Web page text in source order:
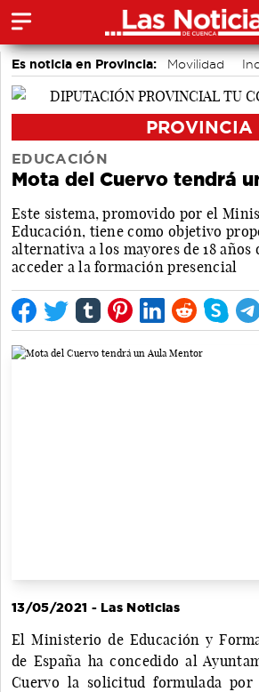
Es noticia en Provincia: Movilidad
PROVINCIA
EDUCACIÓN
Mota del Cuervo tendrá
Este sistema, promovido por el
Educación, tiene como objetivo
alternativa a los mayores de 18 años
acceder a la formación presencial
13/05/2021 - Las Noticias
El Ministerio de Educación y
de España ha concedido al
Cuervo la solicitud formulada por